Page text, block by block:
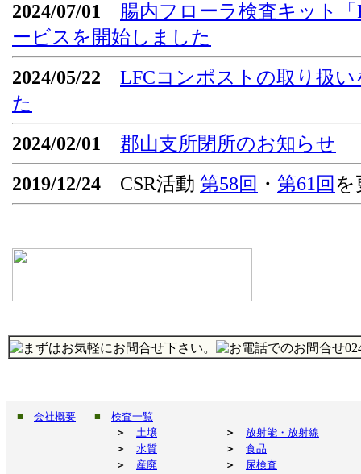
2024/07/01
腸内フローラ検査キット「
ービスを開始しました
2024/05/22
LFCコンポストの取り扱
た
2024/02/01
郡山支所閉所のお知らせ
2019/12/24 CSR活動 第58回 ・ 第61回 を
■ 会社概要 ■
検査一覧
＞
土壌 ＞
放射能・放射線
＞
水質 ＞
食品
＞
産廃 ＞
尿検査